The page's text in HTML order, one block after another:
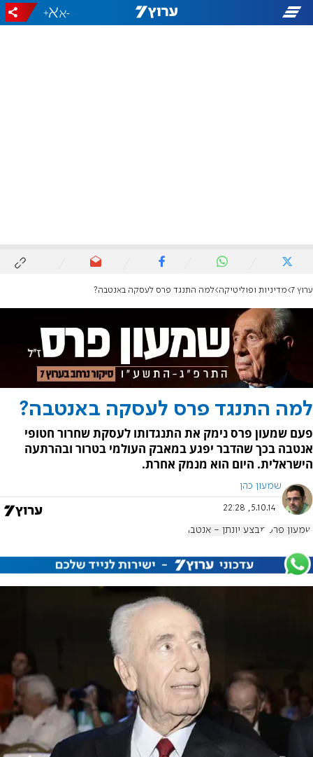
-
+
ערוץ 7 מדיניות ופוליטיקה למה התנגד פרס לעסקה באנטבה?
למה התנגד פרס לעסקה באנטבה?
פעם שמעון פרס נימק את התנגדותו לעסקת שחרור חטופי
אנטבה בכך שהדבר יפגע במאבק העולמי בטרור ובהרתעה
הישראלית. היום הוא מנמק אחרת.
שמעון כהן
5.10.14, 22:28
שמעון פרס מבצע יונתן - אנטבה